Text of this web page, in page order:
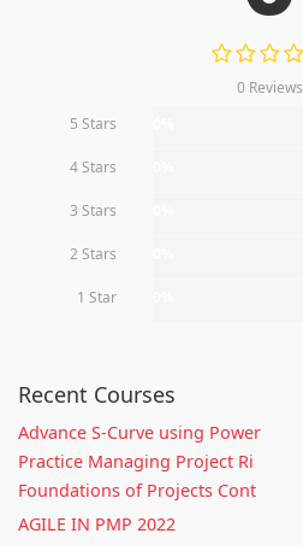
0 Reviews
5 Stars
4 Stars
3 Stars
2 Stars
1 Star
Recent Courses
Advance S-Curve using Power
Practice Managing Project Ri
Foundations of Projects Cont
AGILE IN PMP 2022